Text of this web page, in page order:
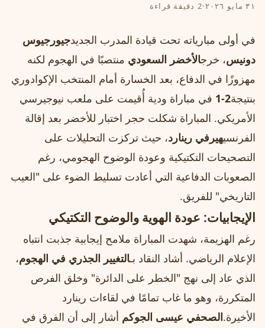
٣١ مايو ٢٠٢٦ ·2 دقيقة قراءة
في أولى مبارياته تحت قيادة المدرب الجديدجيورجيوس
دونيس، خرجالأخضر السعودي منتصبًا في الهجوم لكنه
مهزوزًا في الدفاع، بعد الخسارة أمام المنتخب الإكوادوري
بنتيجة2-1
في مباراة ودية أُقيمت على ملعب نيوجيرسي
الأمريكي. المباراة شكلت حجر اختبار للأخضر بعد إقالة
الفرنسيهيرفي رينارد، حيث تركزت التحليلات على
التصحيحات التكتيكية وعودة الوضوح الهجومي، رغم
الصعوبات الدفاعية التي أعادت تسليط الضوء على "العيب
التاريخي" للفريق.
الإيجابيات: عودة الهوية والوضوح التكتيكي
رغم الهزيمة، شهدت المباراة ملامح إيجابية جذبت انتباه
الإعلام الرياضي. أشاد النقاد بـالتغيير الجذري في الهجوم،
الذي عاد إلى نهج "الخطر على الدائرة" وخلق الفرص
المتكررة، وهو ما غاب تمامًا في لقاءات رينارد
الأخيرة.الصحفي عيسى الجوكم أشار إلى أن الفرق في